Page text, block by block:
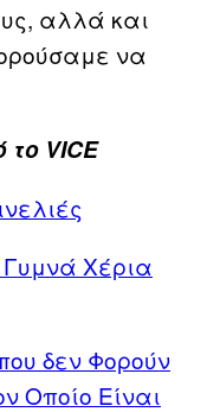
αλλά και
να
VICE
Χέρια
δεν Φορούν
Οποίο Είναι